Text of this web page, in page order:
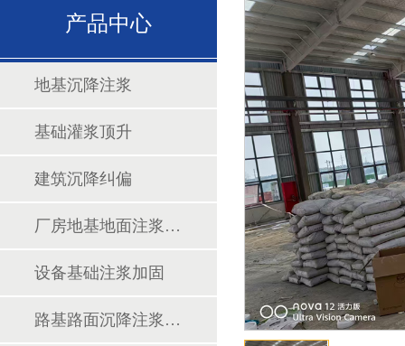
产品中心
地基沉降注浆
基础灌浆顶升
建筑沉降纠偏
厂房地基地面注浆加固
设备基础注浆加固
路基路面沉降注浆加固